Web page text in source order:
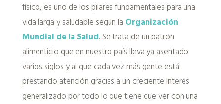
físico, es uno de los pilares fundamentales para una
vida larga y saludable según la Organización
Mundial de la Salud. Se trata de un patrón
alimenticio que en nuestro país lleva ya asentado
varios siglos y al que cada vez más gente está
prestando atención gracias a un creciente interés
generalizado por todo lo que tiene que ver con una